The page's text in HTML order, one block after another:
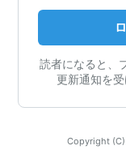
読者になると、
更新通知を
Copyright